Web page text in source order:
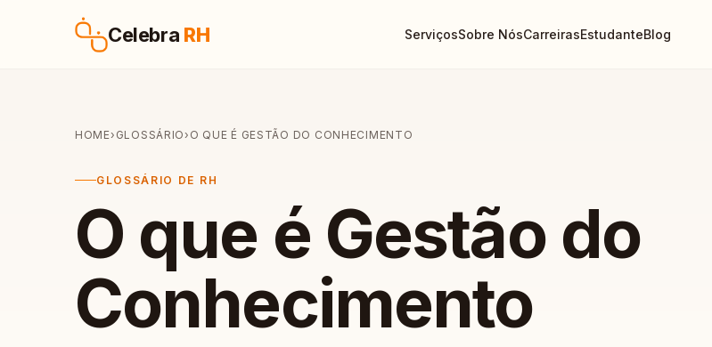
Celebra RH ServiçosSobre NósCarreirasEstudanteBlog
HOME› GLOSSÁRIO› O QUE É GESTÃO DO CONHECIMENTO
GLOSSÁRIO DE RH
O que é Gestão do
Conhecimento